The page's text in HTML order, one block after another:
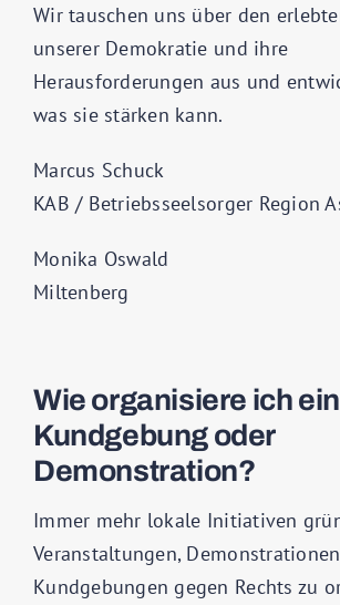
Wir tauschen uns über den
unserer Demokratie und ihre
Herausforderungen aus und
was sie stärken kann.
Marcus Schuck
KAB / Betriebsseelsorger Region
Monika Oswald
Miltenberg
Wie organisiere ich
Kundgebung oder
Demonstration?
Immer mehr lokale Initiativen
Veranstaltungen,
Kundgebungen gegen Rechts zu